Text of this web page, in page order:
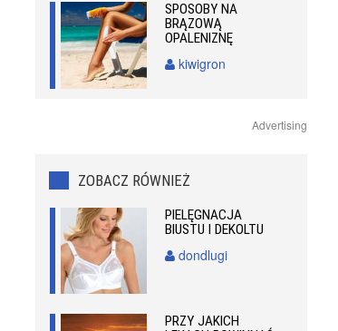
SPOSOBY NA
BRĄZOWĄ
OPALENIZNĘ
kiwigron
Advertising
ZOBACZ RÓWNIEŻ
PIELĘGNACJA
BIUSTU I DEKOLTU
dondlugi
PRZY JAKICH